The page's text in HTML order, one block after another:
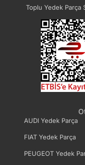
Toplu Yedek Parça
AUDI Yedek Parça
FIAT Yedek Parça
PEUGEOT Yedek